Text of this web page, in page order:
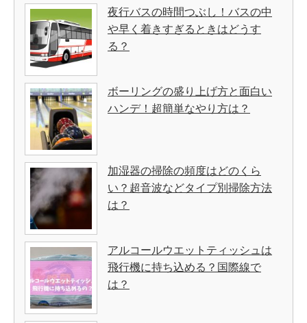
夜行バスの時間つぶし！バスの中
や早く着きすぎるときはどうす
る？
ボーリングの盛り上げ方と面白い
ハンデ！超簡単なやり方は？
加湿器の掃除の頻度はどのくら
い？超音波などタイプ別掃除方法
は？
アルコールウエットティッシュは
飛行機に持ち込める？国際線で
は？